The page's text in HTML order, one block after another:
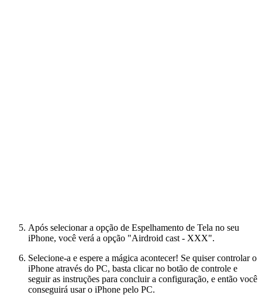
Após selecionar a opção de Espelhamento de Tela no seu
iPhone, você verá a opção "Airdroid cast - XXX".
Selecione-a e espere a mágica acontecer! Se quiser controlar o
iPhone através do PC, basta clicar no botão de controle e
seguir as instruções para concluir a configuração, e então você
conseguirá usar o iPhone pelo PC.